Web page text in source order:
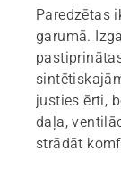
Paredzētas
garumā.
justies ērti,
daļa,
strādāt